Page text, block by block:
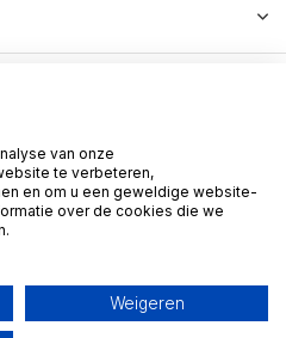
By
van onze
te verbeteren,
en om u een geweldige website-
over de cookies die we
Weigeren